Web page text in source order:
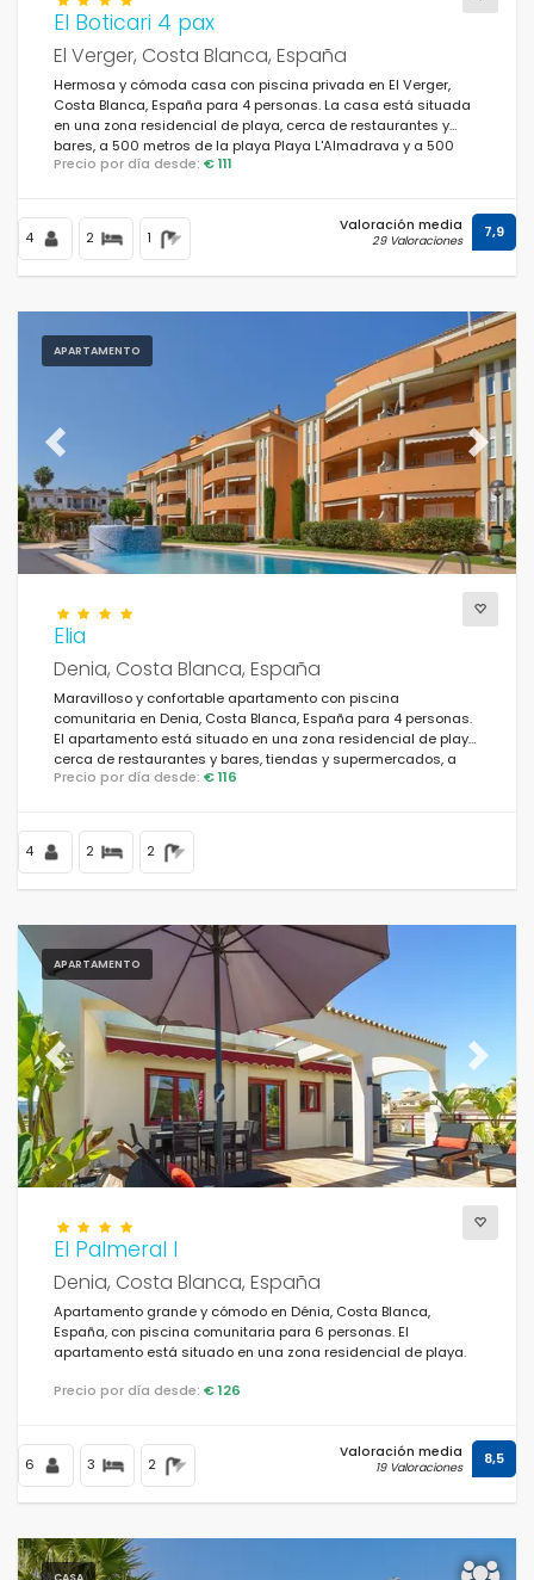
El Boticari 4 pax
El Verger, Costa Blanca, España
Hermosa y cómoda casa con piscina privada en El Verger,
Costa Blanca, España para 4 personas. La casa está situada
en una zona residencial de playa, cerca de restaurantes y
bares, a 500 metros de la playa Playa L'Almadrava y a 500
metros del Mar Mediterráneo.
Precio por día desde: € 111
4 2 1
Valoración media
29 Valoraciones 7,9
APARTAMENTO
Previous Next
Elia
Denia, Costa Blanca, España
Maravilloso y confortable apartamento con piscina
comunitaria en Denia, Costa Blanca, España para 4 personas.
El apartamento está situado en una zona residencial de playa,
cerca de restaurantes y bares, tiendas y supermercados, a
500 m de la playa de Les Bovetes y a 0,5 km del mar
Precio por día desde: € 116
4 2 2
APARTAMENTO
Previous Next
El Palmeral I
Denia, Costa Blanca, España
Apartamento grande y cómodo en Dénia, Costa Blanca,
España, con piscina comunitaria para 6 personas. El
apartamento está situado en una zona residencial de playa.
Precio por día desde: € 126
6 3 2
Valoración media
19 Valoraciones 8,5
CASA